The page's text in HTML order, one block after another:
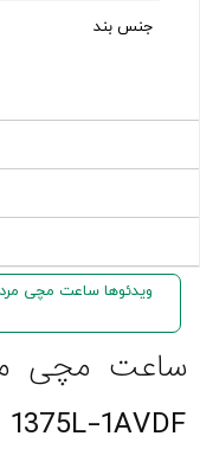
جنس بند